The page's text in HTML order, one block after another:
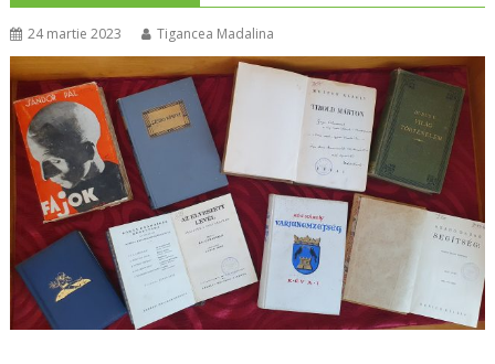
24 martie 2023 Tigancea Madalina